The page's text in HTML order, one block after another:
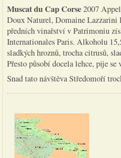
Muscat du Cap Corse2007
Doux Naturel, Domaine
předních vinařství v Patrimoniu
Internationales Paris. Alkoholu
sladkých hroznů, trocha citrusů,
Přesto působí docela lehce, pije
Snad tato návštěva Středomoří